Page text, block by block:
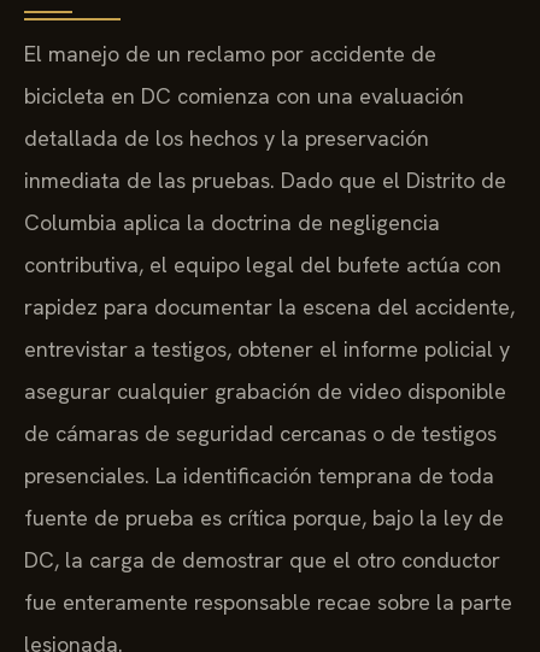
El manejo de un reclamo por accidente de
bicicleta en DC comienza con una evaluación
detallada de los hechos y la preservación
inmediata de las pruebas. Dado que el Distrito de
Columbia aplica la doctrina de negligencia
contributiva, el equipo legal del bufete actúa con
rapidez para documentar la escena del accidente,
entrevistar a testigos, obtener el informe policial y
asegurar cualquier grabación de video disponible
de cámaras de seguridad cercanas o de testigos
presenciales. La identificación temprana de toda
fuente de prueba es crítica porque, bajo la ley de
DC, la carga de demostrar que el otro conductor
fue enteramente responsable recae sobre la parte
lesionada.